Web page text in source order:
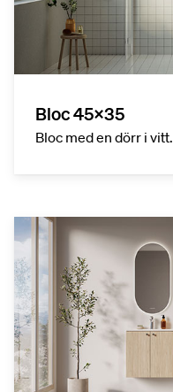
Bloc 45x35
Bloc med en dörr i vitt.